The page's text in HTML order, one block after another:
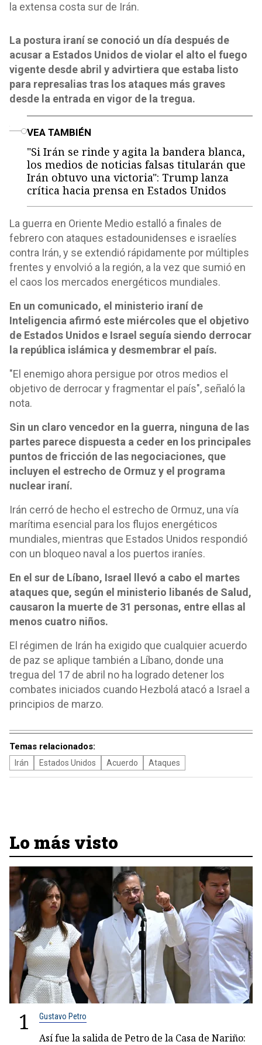
la extensa costa sur de Irán.
La postura iraní se conoció un día después de
acusar a Estados Unidos de violar el alto el fuego
vigente desde abril y advirtiera que estaba listo
para represalias tras los ataques más graves
desde la entrada en vigor de la tregua.
VEA TAMBIÉN
"Si Irán se rinde y agita la bandera blanca,
los medios de noticias falsas titularán que
Irán obtuvo una victoria": Trump lanza
crítica hacia prensa en Estados Unidos
La guerra en Oriente Medio estalló a finales de
febrero con ataques estadounidenses e israelíes
contra Irán, y se extendió rápidamente por múltiples
frentes y envolvió a la región, a la vez que sumió en
el caos los mercados energéticos mundiales.
En un comunicado, el ministerio iraní de
Inteligencia afirmó este miércoles que el objetivo
de Estados Unidos e Israel seguía siendo derrocar
la república islámica y desmembrar el país.
"El enemigo ahora persigue por otros medios el
objetivo de derrocar y fragmentar el país", señaló la
nota.
Sin un claro vencedor en la guerra, ninguna de las
partes parece dispuesta a ceder en los principales
puntos de fricción de las negociaciones, que
incluyen el estrecho de Ormuz y el programa
nuclear iraní.
Irán cerró de hecho el estrecho de Ormuz, una vía
marítima esencial para los flujos energéticos
mundiales, mientras que Estados Unidos respondió
con un bloqueo naval a los puertos iraníes.
En el sur de Líbano, Israel llevó a cabo el martes
ataques que, según el ministerio libanés de Salud,
causaron la muerte de 31 personas, entre ellas al
menos cuatro niños.
El régimen de Irán ha exigido que cualquier acuerdo
de paz se aplique también a Líbano, donde una
tregua del 17 de abril no ha logrado detener los
combates iniciados cuando Hezbolá atacó a Israel a
principios de marzo.
Temas relacionados:
Irán Estados Unidos Acuerdo Ataques
Lo más visto
1 Gustavo Petro
Así fue la salida de Petro de la Casa de Nariño: